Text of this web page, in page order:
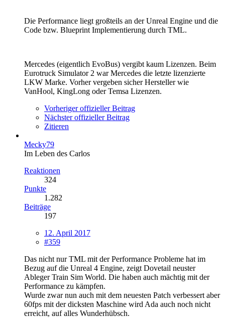
Die Performance liegt großteils an der Unreal Engine und die
Code bzw. Blueprint Implementierung durch TML.
Mercedes (eigentlich EvoBus) vergibt kaum Lizenzen. Beim
Eurotruck Simulator 2 war Mercedes die letzte lizenzierte
LKW Marke. Vorher vergeben sicher Hersteller wie
VanHool, KingLong oder Temsa Lizenzen.
Vorheriger offizieller Beitrag
Nächster offizieller Beitrag
Zitieren
Mecky79
Im Leben des Carlos
Reaktionen
324
Punkte
1.282
Beiträge
197
12. April 2017
#359
Das nicht nur TML mit der Performance Probleme hat im
Bezug auf die Unreal 4 Engine, zeigt Dovetail neuster
Ableger Train Sim World. Die haben auch mächtig mit der
Performance zu kämpfen.
Wurde zwar nun auch mit dem neuesten Patch verbessert aber
60fps mit der dicksten Maschine wird Ada auch noch nicht
erreicht, auf alles Wunderhübsch.